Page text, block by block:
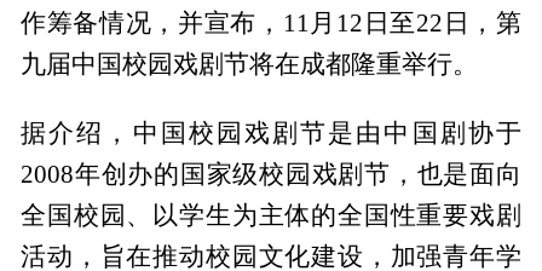
作筹备情况，并宣布，11月12日至22日，第
九届中国校园戏剧节将在成都隆重举行。
据介绍，中国校园戏剧节是由中国剧协于
2008年创办的国家级校园戏剧节，也是面向
全国校园、以学生为主体的全国性重要戏剧
活动，旨在推动校园文化建设，加强青年学